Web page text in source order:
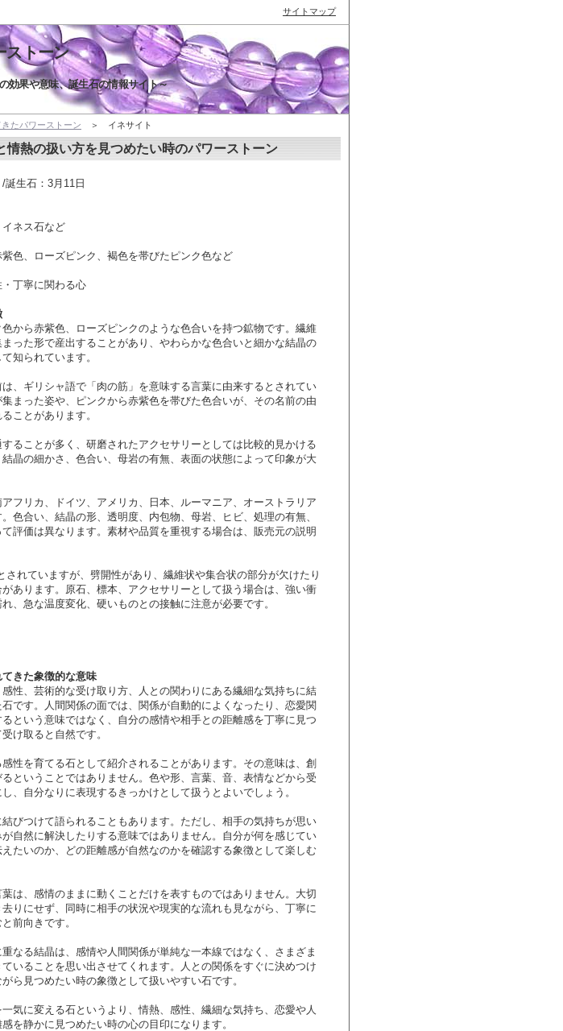
ストーン
効果や意味、誕生石の情報サイト～
たパワーストーン ＞ イネサイト
熱の扱い方を見つめたい時のパワーストーン
誕生石：3月11日
ネス石など
色、ローズピンク、褐色を帯びたピンク色など
丁寧に関わる心
から赤紫色、ローズピンクのような色合いを持つ鉱物です。繊維
った形で産出することがあり、やわらかな色合いと細かな結晶の
知られています。
、ギリシャ語で「肉の筋」を意味する言葉に由来するとされてい
まった姿や、ピンクから赤紫色を帯びた色合いが、その名前の由
ことがあります。
ることが多く、研磨されたアクセサリーとしては比較的見かける
晶の細かさ、色合い、母岩の有無、表面の状態によって印象が大
フリカ、ドイツ、アメリカ、日本、ルーマニア、オーストラリア
色合い、結晶の形、透明度、内包物、母岩、ヒビ、処理の有無、
評価は異なります。素材や品質を重視する場合は、販売元の説明
されていますが、劈開性があり、繊維状や集合状の部分が欠けたり
あります。原石、標本、アクセサリーとして扱う場合は、強い衝
、急な温度変化、硬いものとの接触に注意が必要です。
きた象徴的な意味
性、芸術的な受け取り方、人との関わりにある繊細な気持ちに結
です。人間関係の面では、関係が自動的によくなったり、恋愛関
という意味ではなく、自分の感情や相手との距離感を丁寧に見つ
け取ると自然です。
性を育てる石として紹介されることがあります。その意味は、創
ということではありません。色や形、言葉、音、表情などから受
、自分なりに表現するきっかけとして扱うとよいでしょう。
びつけて語られることもあります。ただし、相手の気持ちが思い
自然に解決したりする意味ではありません。自分が何を感じてい
たいのか、どの距離感が自然なのかを確認する象徴として楽しむ
葉は、感情のままに動くことだけを表すものではありません。大切
りにせず、同時に相手の状況や現実的な流れも見ながら、丁寧に
前向きです。
なる結晶は、感情や人間関係が単純な一本線ではなく、さまざま
いることを思い出させてくれます。人との関係をすぐに決めつけ
ら見つめたい時の象徴として扱いやすい石です。
気に変える石というより、情熱、感性、繊細な気持ち、恋愛や人
を静かに見つめたい時の心の目印になります。
サイトマップ